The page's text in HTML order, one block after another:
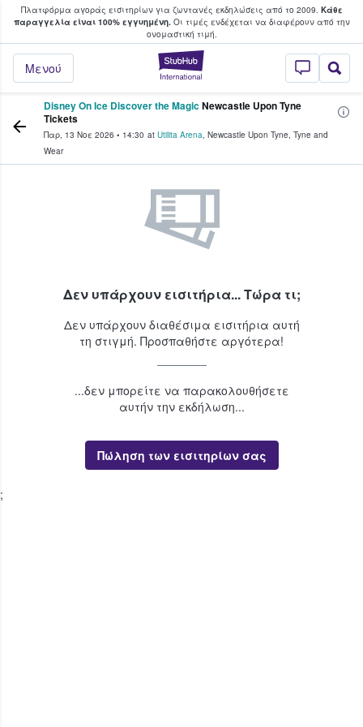
Πλατφόρμα αγοράς εισιτηρίων για ζωντανές εκδηλώσεις από το 2009. Κάθε
παραγγελία είναι 100% εγγυημένη.Οι τιμές ενδέχεται να διαφέρουν από την
oνομαστική τιμή.
StubHub - Όπου
Μενού
φαν αγοράζουν και πουλούν
Disney On Ice Discover the MagicNewcastle Upon Tyne
Tickets
Παρ, 13 Νοε 2026 • 14:30 at Utilita Arena, Newcastle Upon Tyne, Tyne and
Wear
Δεν υπάρχουν εισιτήρια... Τώρα τι;
Δεν υπάρχουν διαθέσιμα εισιτήρια αυτή
τη στιγμή. Προσπαθήστε αργότερα!
...δεν μπορείτε να παρακολουθήσετε
αυτήν την εκδήλωση...
Πώληση των εισιτηρίων σας
;